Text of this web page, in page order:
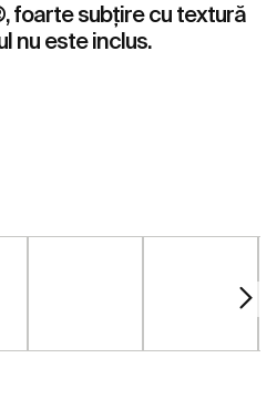
foarte subțire cu textură
nu este inclus.